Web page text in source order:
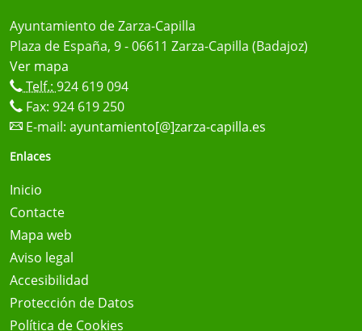
Ayuntamiento de Zarza-Capilla
Plaza de España, 9 - 06611 Zarza-Capilla (Badajoz)
Ver mapa
Telf.: 924 619 094
Fax: 924 619 250
E-mail: ayuntamiento[@]zarza-capilla.es
Enlaces
Inicio
Contacte
Mapa web
Aviso legal
Accesibilidad
Protección de Datos
Política de Cookies